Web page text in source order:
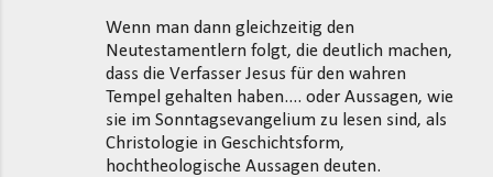
Wenn man dann gleichzeitig den
Neutestamentlern folgt, die deutlich machen,
dass die Verfasser Jesus für den wahren
Tempel gehalten haben.... oder Aussagen, wie
sie im Sonntagsevangelium zu lesen sind, als
Christologie in Geschichtsform,
hochtheologische Aussagen deuten.